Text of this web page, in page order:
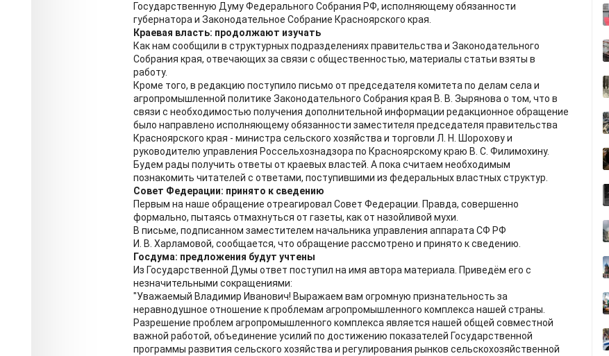
Государственную Думу Федерального Собрания РФ, исполняющему обязанности
губернатора и Законодательное Собрание Красноярского края.
Краевая власть: продолжают изучать
Как нам сообщили в структурных подразделениях правительства и Законодательного
Собрания края, отвечающих за связи с общественностью, материалы статьи взяты в
работу.
Кроме того, в редакцию поступило письмо от председателя комитета по делам села и
агропромышленной политике Законодательного Собрания края В. В. Зырянова о том, что в
связи с необходимостью получения дополнительной информации редакционное обращение
было направлено исполняющему обязанности заместителя председателя правительства
Красноярского края - министра сельского хозяйства и торговли Л. Н. Шорохову и
руководителю управления Россельхознадзора по Красноярскому краю В. С. Филимохину.
Будем рады получить ответы от краевых властей. А пока считаем необходимым
познакомить читателей с ответами, поступившими из федеральных властных структур.
Совет Федерации: принято к сведению
Первым на наше обращение отреагировал Совет Федерации. Правда, совершенно
формально, пытаясь отмахнуться от газеты, как от назойливой мухи.
В письме, подписанном заместителем начальника управления аппарата СФ РФ
И. В. Харламовой, сообщается, что обращение рассмотрено и принято к сведению.
Госдума: предложения будут учтены
Из Государственной Думы ответ поступил на имя автора материала. Приведём его с
незначительными сокращениями:
"Уважаемый Владимир Иванович! Выражаем вам огромную признательность за
неравнодушное отношение к проблемам агропромышленного комплекса нашей страны.
Разрешение проблем агропромышленного комплекса является нашей общей совместной
важной работой, объединение усилий по достижению показателей Государственной
программы развития сельского хозяйства и регулирования рынков сельскохозяйственной